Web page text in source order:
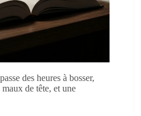
des heures à bosser,
de tête, et une